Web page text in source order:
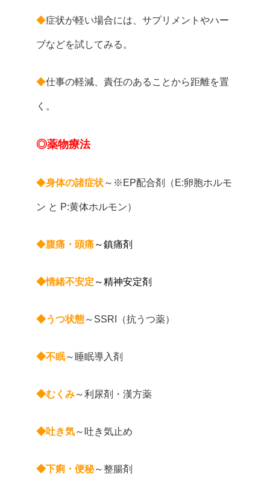
◆症状が軽い場合には、サプリメントやハー
ブなどを試してみる。
◆仕事の軽減、責任のあることから距離を置
く。
◎薬物療法
◆身体の諸症状～※EP配合剤（E:卵胞ホルモ
ン と P:黄体ホルモン）
◆腹痛・頭痛～鎮痛剤
◆情緒不安定 ～精神安定剤
◆うつ状態～SSRI（抗うつ薬）
◆不眠～睡眠導入剤
◆むくみ～利尿剤・漢方薬
◆吐き気～吐き気止め
◆下痢・便秘～整腸剤